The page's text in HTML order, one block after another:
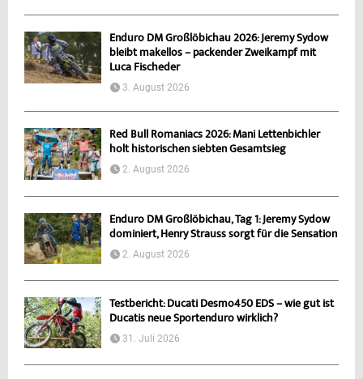
Enduro DM Großlöbichau 2026: Jeremy Sydow
bleibt makellos – packender Zweikampf mit
Luca Fischeder
3. August 2026
Red Bull Romaniacs 2026: Mani Lettenbichler
holt historischen siebten Gesamtsieg
2. August 2026
Enduro DM Großlöbichau, Tag 1: Jeremy Sydow
dominiert, Henry Strauss sorgt für die Sensation
2. August 2026
Testbericht: Ducati Desmo450 EDS – wie gut ist
Ducatis neue Sportenduro wirklich?
31. Juli 2026